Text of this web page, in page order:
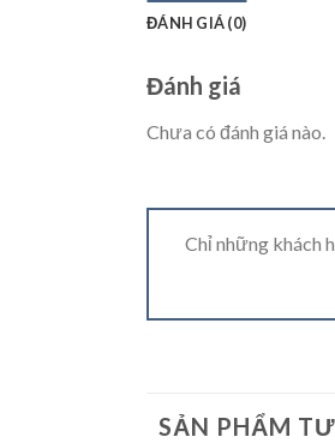
ĐÁNH GIÁ (0)
Đánh giá
Chưa có đánh giá nào.
Chỉ những khách
SẢN PHẨM